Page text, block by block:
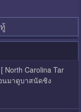
North Carolina Tar
นมาดูบาสนัดชิง